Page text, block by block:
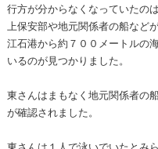
行方が分からなくなっていたの
上保安部や地元関係者の船など
江石港から約７００メートルの
いるのが見つかりました。
東さんはまもなく地元関係者の
が確認されました。